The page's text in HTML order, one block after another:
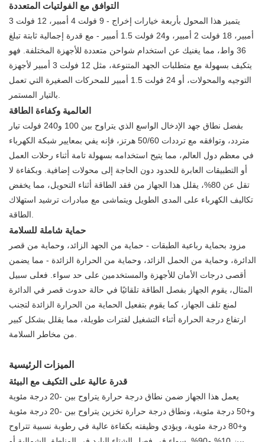
التوافق مع الفولتيات المتعددة
يتميز هذا المحول بأربعة خيارات إخراج - 9 فولت 4 أمبير، 12 فولت 3
أمبير، 18 فولت 2 أمبير، و24 فولت 1.5 أمبير - مع قدرة إجمالية ثابتة تبلغ
36 واط، مما يغنيك عن استخدام شواحن متعددة للأجهزة المختلفة. فهو
يتكيف بسهولة مع متطلبات الجهد المتنوعة، مثل 12 فولت 3 أمبير لأجهزة
التوجيه والمحولات، أو 24 فولت 1.5 أمبير للمحركات الصغيرة التي تعمل
العالمية وكفاءة الطاقة
بفضل نطاق جهد الإدخال الواسع الذي يتراوح بين 100 و240 فولت تيار
متردد، وتوافقه مع ترددات 50/60 هرتز، فإنه يفي بمعايير شبكة الكهرباء
في معظم دول العالم، مما يتيح استخدامه بسهولة تامة أثناء رحلات العمل
أو التطبيقات العابرة للحدود دون الحاجة إلى محولات إضافية. وبكفاءة لا
تقل عن 80%، يقلل هذا الجهاز من فقد الطاقة أثناء التحويل، مما يخفض
تكاليف الكهرباء على المدى الطويل ويتماشى مع مبادرات ترشيد استهلاك
حماية شاملة للسلامة
مزود بحماية رباعية الطبقات - حماية من الجهد الزائد، وحماية من قصر
الدائرة، وحماية من الحمل الزائد، وحماية من الحرارة الزائدة - مما يضمن
أقصى درجات الأمان للأجهزة والمستخدمين على حد سواء. فعلى سبيل
المثال، يقوم الجهاز بفصل الطاقة تلقائيًا في حالة حدوث قصر في الدائرة
لمنع تلف الجهاز، كما يقوم بتفعيل الحماية من الحرارة الزائدة لتجنب
ارتفاع درجة الحرارة أثناء التشغيل لفترات طويلة، مما يقلل بشكل كبير
الميزات الرئيسية
قدرة عالية على التكيف مع البيئة
يعمل هذا الجهاز ضمن نطاق درجة حرارة يتراوح بين -20 درجة مئوية
و+50 درجة مئوية، ونطاق درجة حرارة تخزين يتراوح بين -20 درجة مئوية
و+80 درجة مئوية، ويؤدي وظيفته بكفاءة عالية في رطوبة نسبية تتراوح